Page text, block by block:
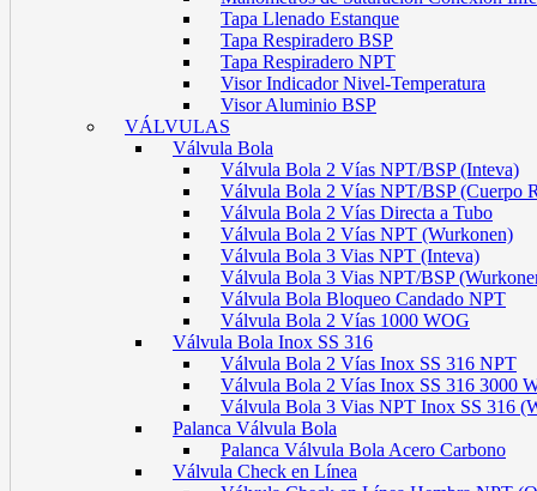
Tapa Llenado Estanque
Tapa Respiradero BSP
Tapa Respiradero NPT
Visor Indicador Nivel-Temperatura
Visor Aluminio BSP
VÁLVULAS
Válvula Bola
Válvula Bola 2 Vías NPT/BSP (Inteva)
Válvula Bola 2 Vías NPT/BSP (Cuerpo
Válvula Bola 2 Vías Directa a Tubo
Válvula Bola 2 Vías NPT (Wurkonen)
Válvula Bola 3 Vias NPT (Inteva)
Válvula Bola 3 Vias NPT/BSP
Válvula Bola Bloqueo Candado NPT
Válvula Bola 2 Vías 1000 WOG
Válvula Bola Inox SS 316
Válvula Bola 2 Vías Inox SS 316 NPT
Válvula Bola 2 Vías Inox SS 316 3000
Válvula Bola 3 Vias NPT Inox SS 316
Palanca Válvula Bola
Palanca Válvula Bola Acero Carbono
Válvula Check en Línea